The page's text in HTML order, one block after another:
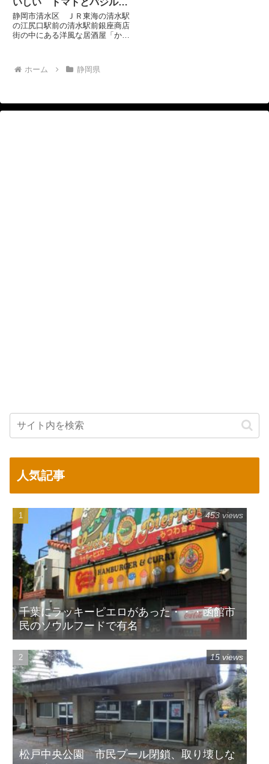
いしい トマトとバジルパ
スタ
静岡市清水区 ＪＲ東海の清水駅
の江尻口駅前の清水駅前銀座商店
街の中にある洋風な居酒屋「かく
オリジナル。お通しもいつもおい
しいです。 ここ数年どこでも
ホーム 静岡県
人気記事
千葉にラッキーピエロがあった・・・函館市
民のソウルフードで有名
453 views
松戸中央公園 市民プール閉鎖、取り壊しな
15 views